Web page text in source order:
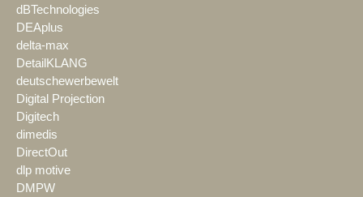
dBTechnologies
DEAplus
delta-max
DetailKLANG
deutschewerbewelt
Digital Projection
Digitech
dimedis
DirectOut
dlp motive
DMPW